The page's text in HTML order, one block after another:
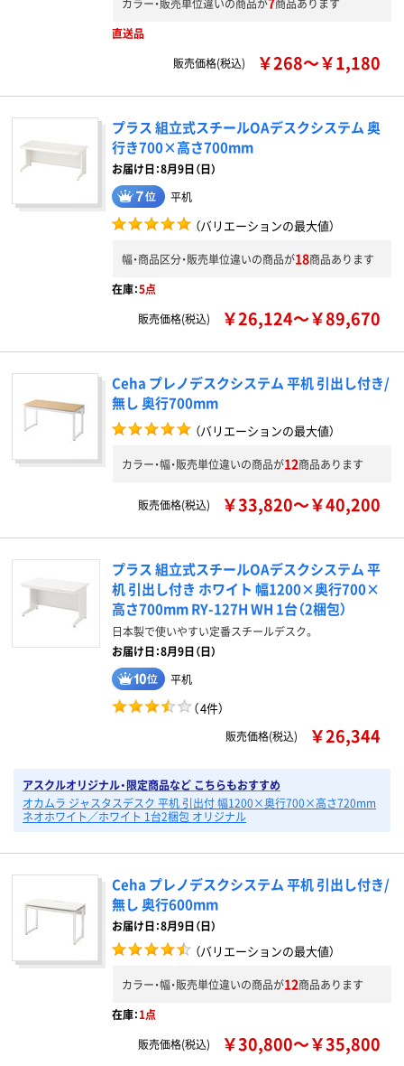
カラー・販売単位違いの商品が 商品あります
直送品
販売価格(税込)
￥268～￥1,180
プラス 組立式スチールOAデスクシステム 奥
行き700×高さ700mm
お届け日：8月9日（日）
平机
（バリエーションの最大値）
幅・商品区分・販売単位違いの商品が18商品あります
在庫：5点
販売価格(税込)
￥26,124～￥89,670
Ceha プレノデスクシステム 平机 引出し付き/
無し 奥行700mm
（バリエーションの最大値）
カラー・幅・販売単位違いの商品が12商品あります
販売価格(税込) ￥33,820～￥40,200
プラス 組立式スチールOAデスクシステム 平
机 引出し付き ホワイト 幅1200×奥行700×
高さ700mm RY-127H WH 1台（2梱包）
日本製で使いやすい定番スチールデスク。
お届け日：8月9日（日）
平机
（4件）
販売価格(税込) ￥26,344
アスクルオリジナル・限定商品など こちらもおすすめ
オカムラ ジャスタスデスク 平机 引出付 幅1200×奥行700×高さ720mm
ネオホワイト／ホワイト 1台2梱包 オリジナル
Ceha プレノデスクシステム 平机 引出し付き/
無し 奥行600mm
お届け日：8月9日（日）
（バリエーションの最大値）
カラー・幅・販売単位違いの商品が12商品あります
在庫：1点
販売価格(税込)
￥30,800～￥35,800